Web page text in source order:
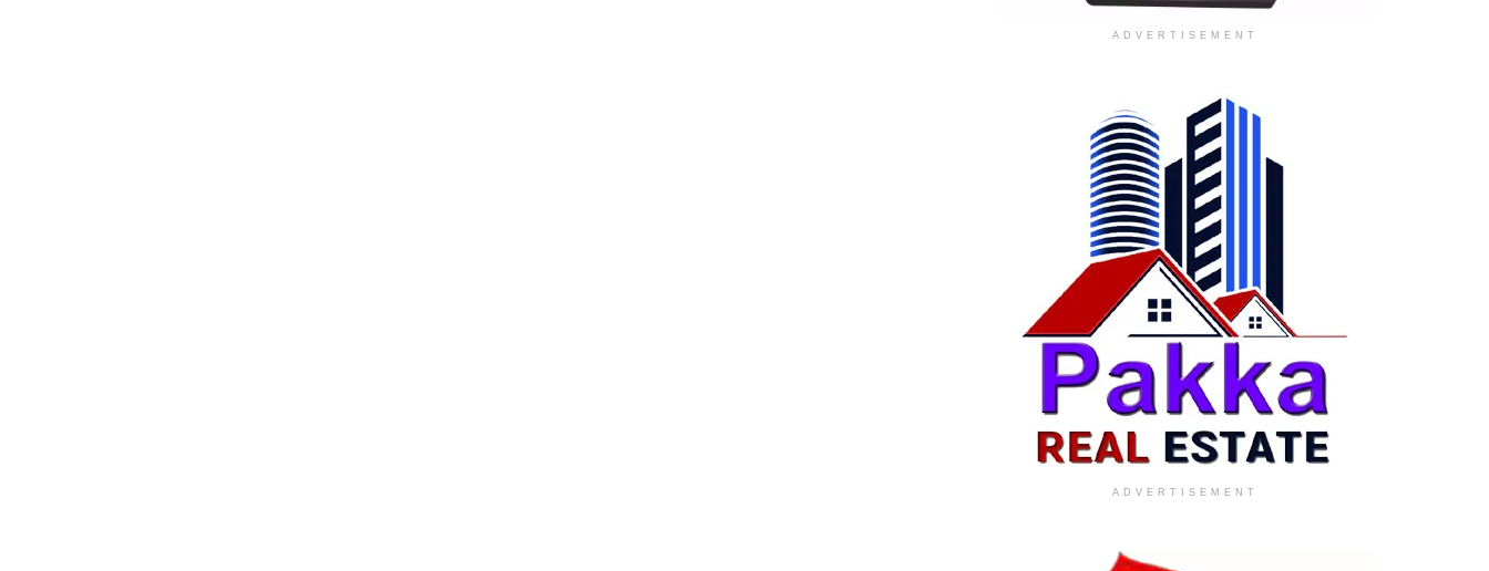
ADVERTISEMENT
ADVERTISEMENT